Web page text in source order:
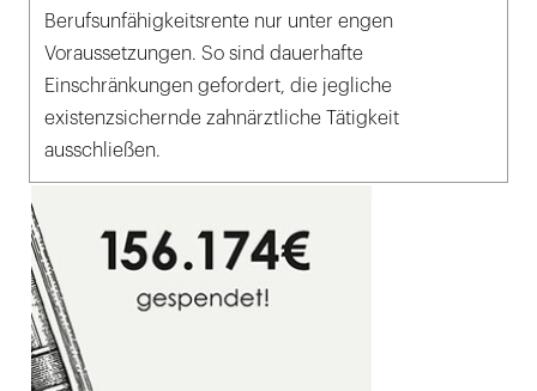
Berufsunfähigkeitsrente nur unter engen
Voraussetzungen. So sind dauerhafte
Einschränkungen gefordert, die jegliche
existenzsichernde zahnärztliche Tätigkeit
ausschließen.